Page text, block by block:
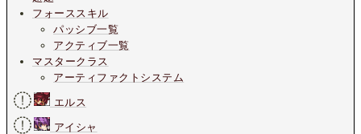
フォーススキル
パッシブ一覧
アクティブ一覧
マスタークラス
アーティファクトシステム
エルス
アイシャ